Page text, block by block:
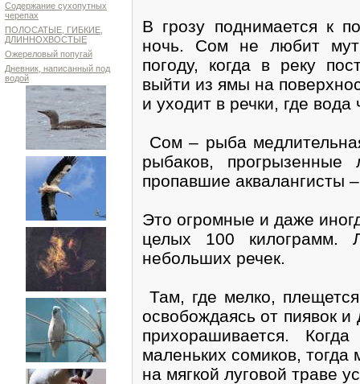
Содержание сухопутных
черепах
ПОЛОСАТЫЕ, ГИБКИЕ,
ДЛИННОХВОСТЫЕ
Ожереловый попугай
Дневник, написанный под
водой
В грозу поднимается к
ночь. Сом не любит
погоду, когда в реку
выйти из ямы на
и уходит в речки, где
Сом – рыба
рыбаков,
пропавшие аквалангисты
Это огромные и даже
целых 100 килограмм.
небольших речек.
Там, где мелко,
освобождаясь от пиявок и
прихорашивается.
маленьких сомиков,
на мягкой луговой траве